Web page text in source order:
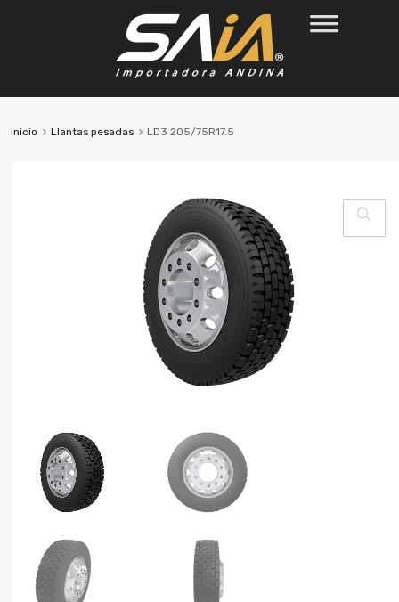
Inicio Llantas pesadas LD3 205/75R17.5